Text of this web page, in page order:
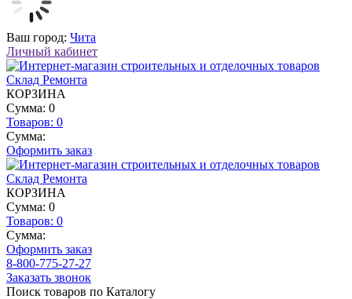
Ваш город: Чита
Личный кабинет
КОРЗИНА
Сумма: 0
Товаров: 0
Сумма:
Оформить заказ
КОРЗИНА
Сумма: 0
Товаров: 0
Сумма:
Оформить заказ
8-800-775-27-27
Заказать звонок
Поиск товаров по Каталогу